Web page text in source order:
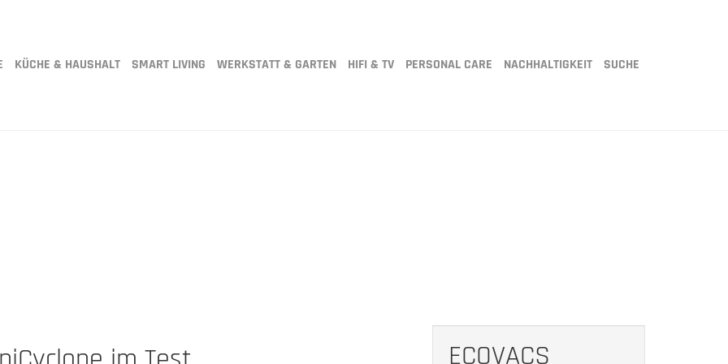
KÜCHE & HAUSHALT SMART LIVING WERKSTATT & GARTEN HIFI & TV PERSONAL CARE NACHHALTIGKEIT SUCHE
ECOVACS